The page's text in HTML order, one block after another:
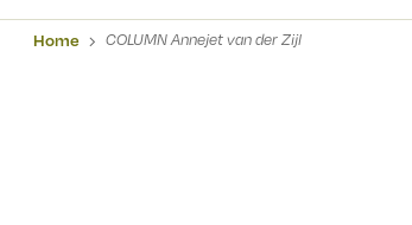
Home COLUMN Annejet van der Zijl